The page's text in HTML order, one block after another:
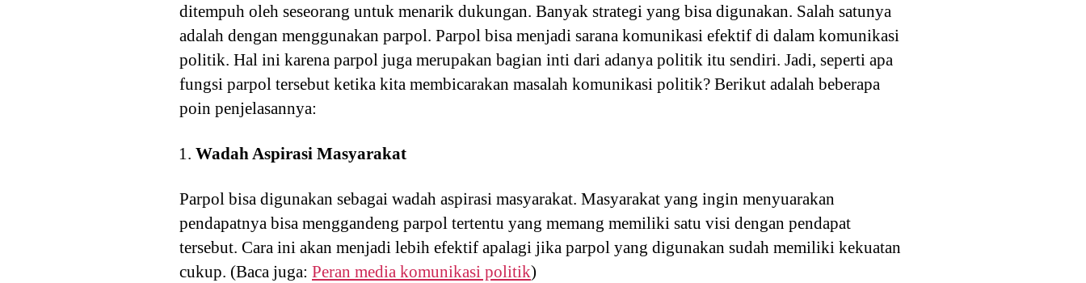
ditempuh oleh seseorang untuk menarik dukungan. Banyak strategi yang bisa digunakan. Salah satunya
adalah dengan menggunakan parpol. Parpol bisa menjadi sarana komunikasi efektif di dalam komunikasi
politik. Hal ini karena parpol juga merupakan bagian inti dari adanya politik itu sendiri. Jadi, seperti apa
fungsi parpol tersebut ketika kita membicarakan masalah komunikasi politik? Berikut adalah beberapa
poin penjelasannya:
Wadah Aspirasi Masyarakat
Parpol bisa digunakan sebagai wadah aspirasi masyarakat. Masyarakat yang ingin menyuarakan
pendapatnya bisa menggandeng parpol tertentu yang memang memiliki satu visi dengan pendapat
tersebut. Cara ini akan menjadi lebih efektif apalagi jika parpol yang digunakan sudah memiliki kekuatan
cukup. (Baca juga: Peran media komunikasi politik)